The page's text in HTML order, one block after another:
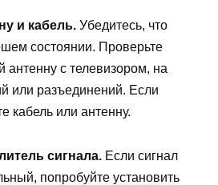
и кабель. Убедитесь, что
состоянии. Проверьте
антенну с телевизором, на
или разъединений. Если
кабель или антенну.
сигнала. Если сигнал
попробуйте установить